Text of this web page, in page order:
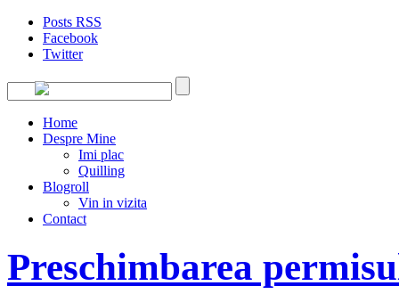
Posts RSS
Facebook
Twitter
Home
Despre Mine
Imi plac
Quilling
Blogroll
Vin in vizita
Contact
Preschimbarea